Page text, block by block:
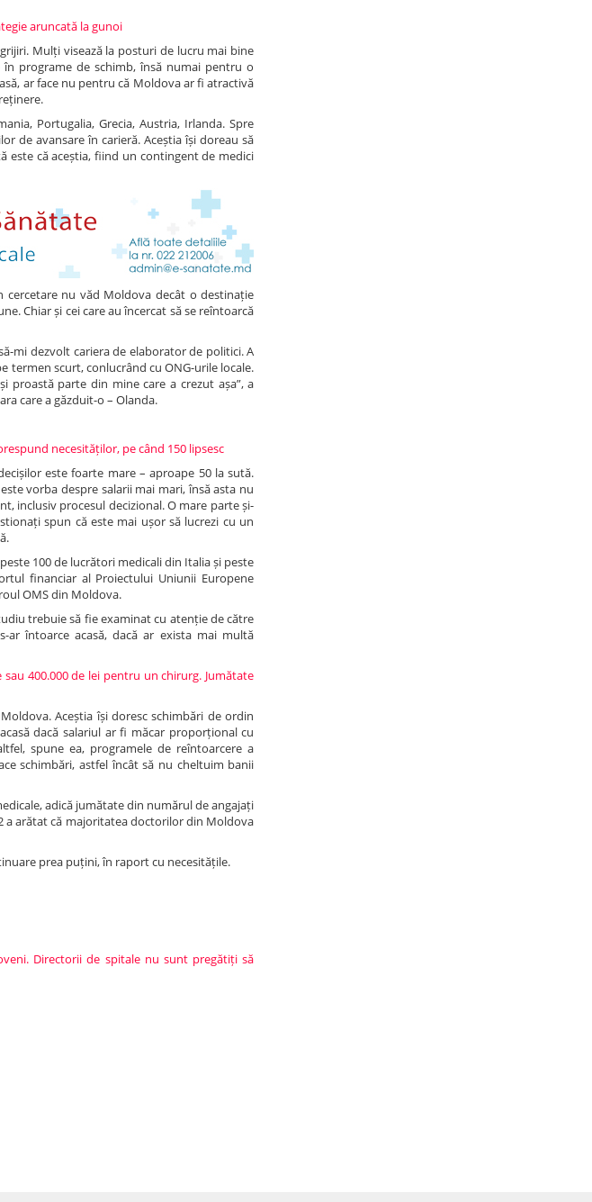
aruncată la gunoi
Mulți visează la posturi de lucru mai bine
programe de schimb, însă numai pentru o
ar face nu pentru că Moldova ar fi atractivă
Portugalia, Grecia, Austria, Irlanda. Spre
de avansare în carieră. Aceștia își doreau să
este că aceștia, fiind un contingent de medici
cercetare nu văd Moldova decât o destinație
Chiar și cei care au încercat să se reîntoarcă
mi dezvolt cariera de elaborator de politici. A
termen scurt, conlucrând cu ONG-urile locale.
proastă parte din mine care a crezut așa”, a
care a găzduit-o – Olanda.
necesităților, pe când 150 lipsesc
este foarte mare – aproape 50 la sută.
vorba despre salarii mai mari, însă asta nu
inclusiv procesul decizional. O mare parte și-
spun că este mai ușor să lucrezi cu un
100 de lucrători medicali din Italia și peste
financiar al Proiectului Uniunii Europene
OMS din Moldova.
trebuie să fie examinat cu atenție de către
întoarce acasă, dacă ar exista mai multă
400.000 de lei pentru un chirurg. Jumătate
Aceștia își doresc schimbări de ordin
dacă salariul ar fi măcar proporțional cu
spune ea, programele de reîntoarcere a
schimbări, astfel încât să nu cheltuim banii
adică jumătate din numărul de angajați
a arătat că majoritatea doctorilor din Moldova
prea puțini, în raport cu necesitățile.
Directorii de spitale nu sunt pregătiți să